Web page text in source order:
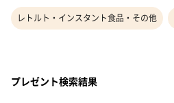
レトルト・インスタント食品・その他
プレゼント検索結果